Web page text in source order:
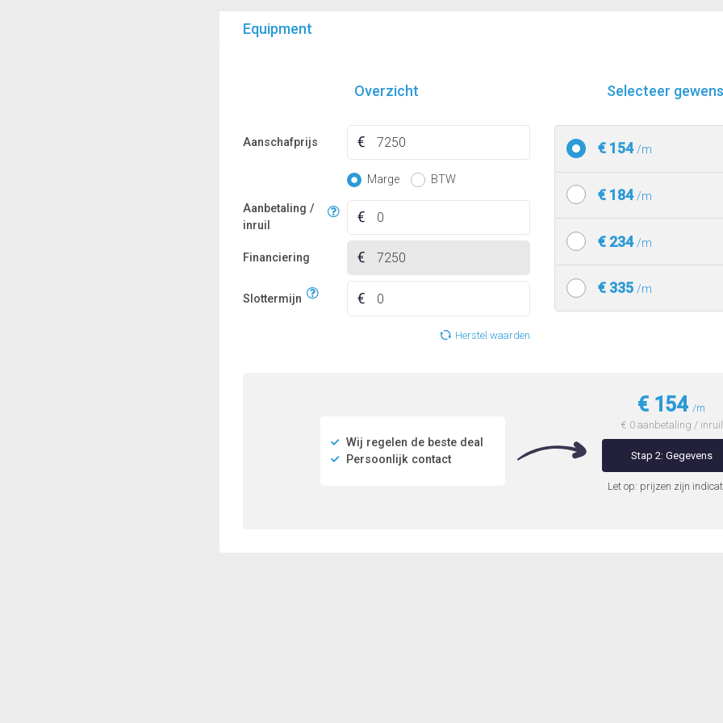
Equipment
Overzicht
Aanschafprijs
Marge BTW
Aanbetaling /
inruil
Financiering
Slottermijn
Herstel waarden
Selecteer
€ 154/m
€ 184/m
€ 234/m
€ 335 /m
Wij regelen de beste deal
Persoonlijk contact
€ 154 /m
€ 0 aanbetaling / inruil
Stap 2: Gegevens
Let op: prijzen zijn